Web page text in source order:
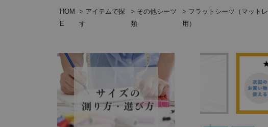
HOM
E
アイテムで探
す
その他シーツ
類
フラットシーツ（マット
用）